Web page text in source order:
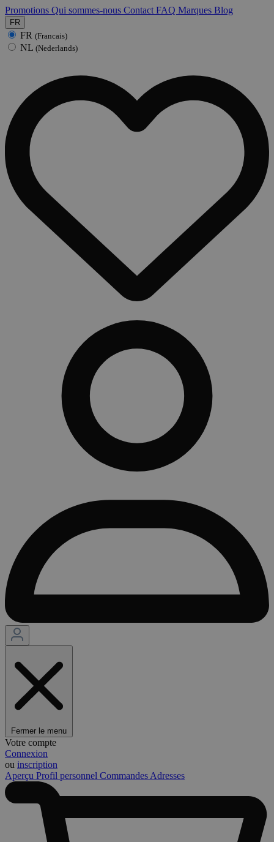
Promotions Qui sommes-nous Contact FAQ Marques Blog
FR
FR (Francais)
NL (Nederlands)
Fermer le menu
Votre compte
Connexion
ou inscription
Aperçu Profil personnel Commandes Adresses